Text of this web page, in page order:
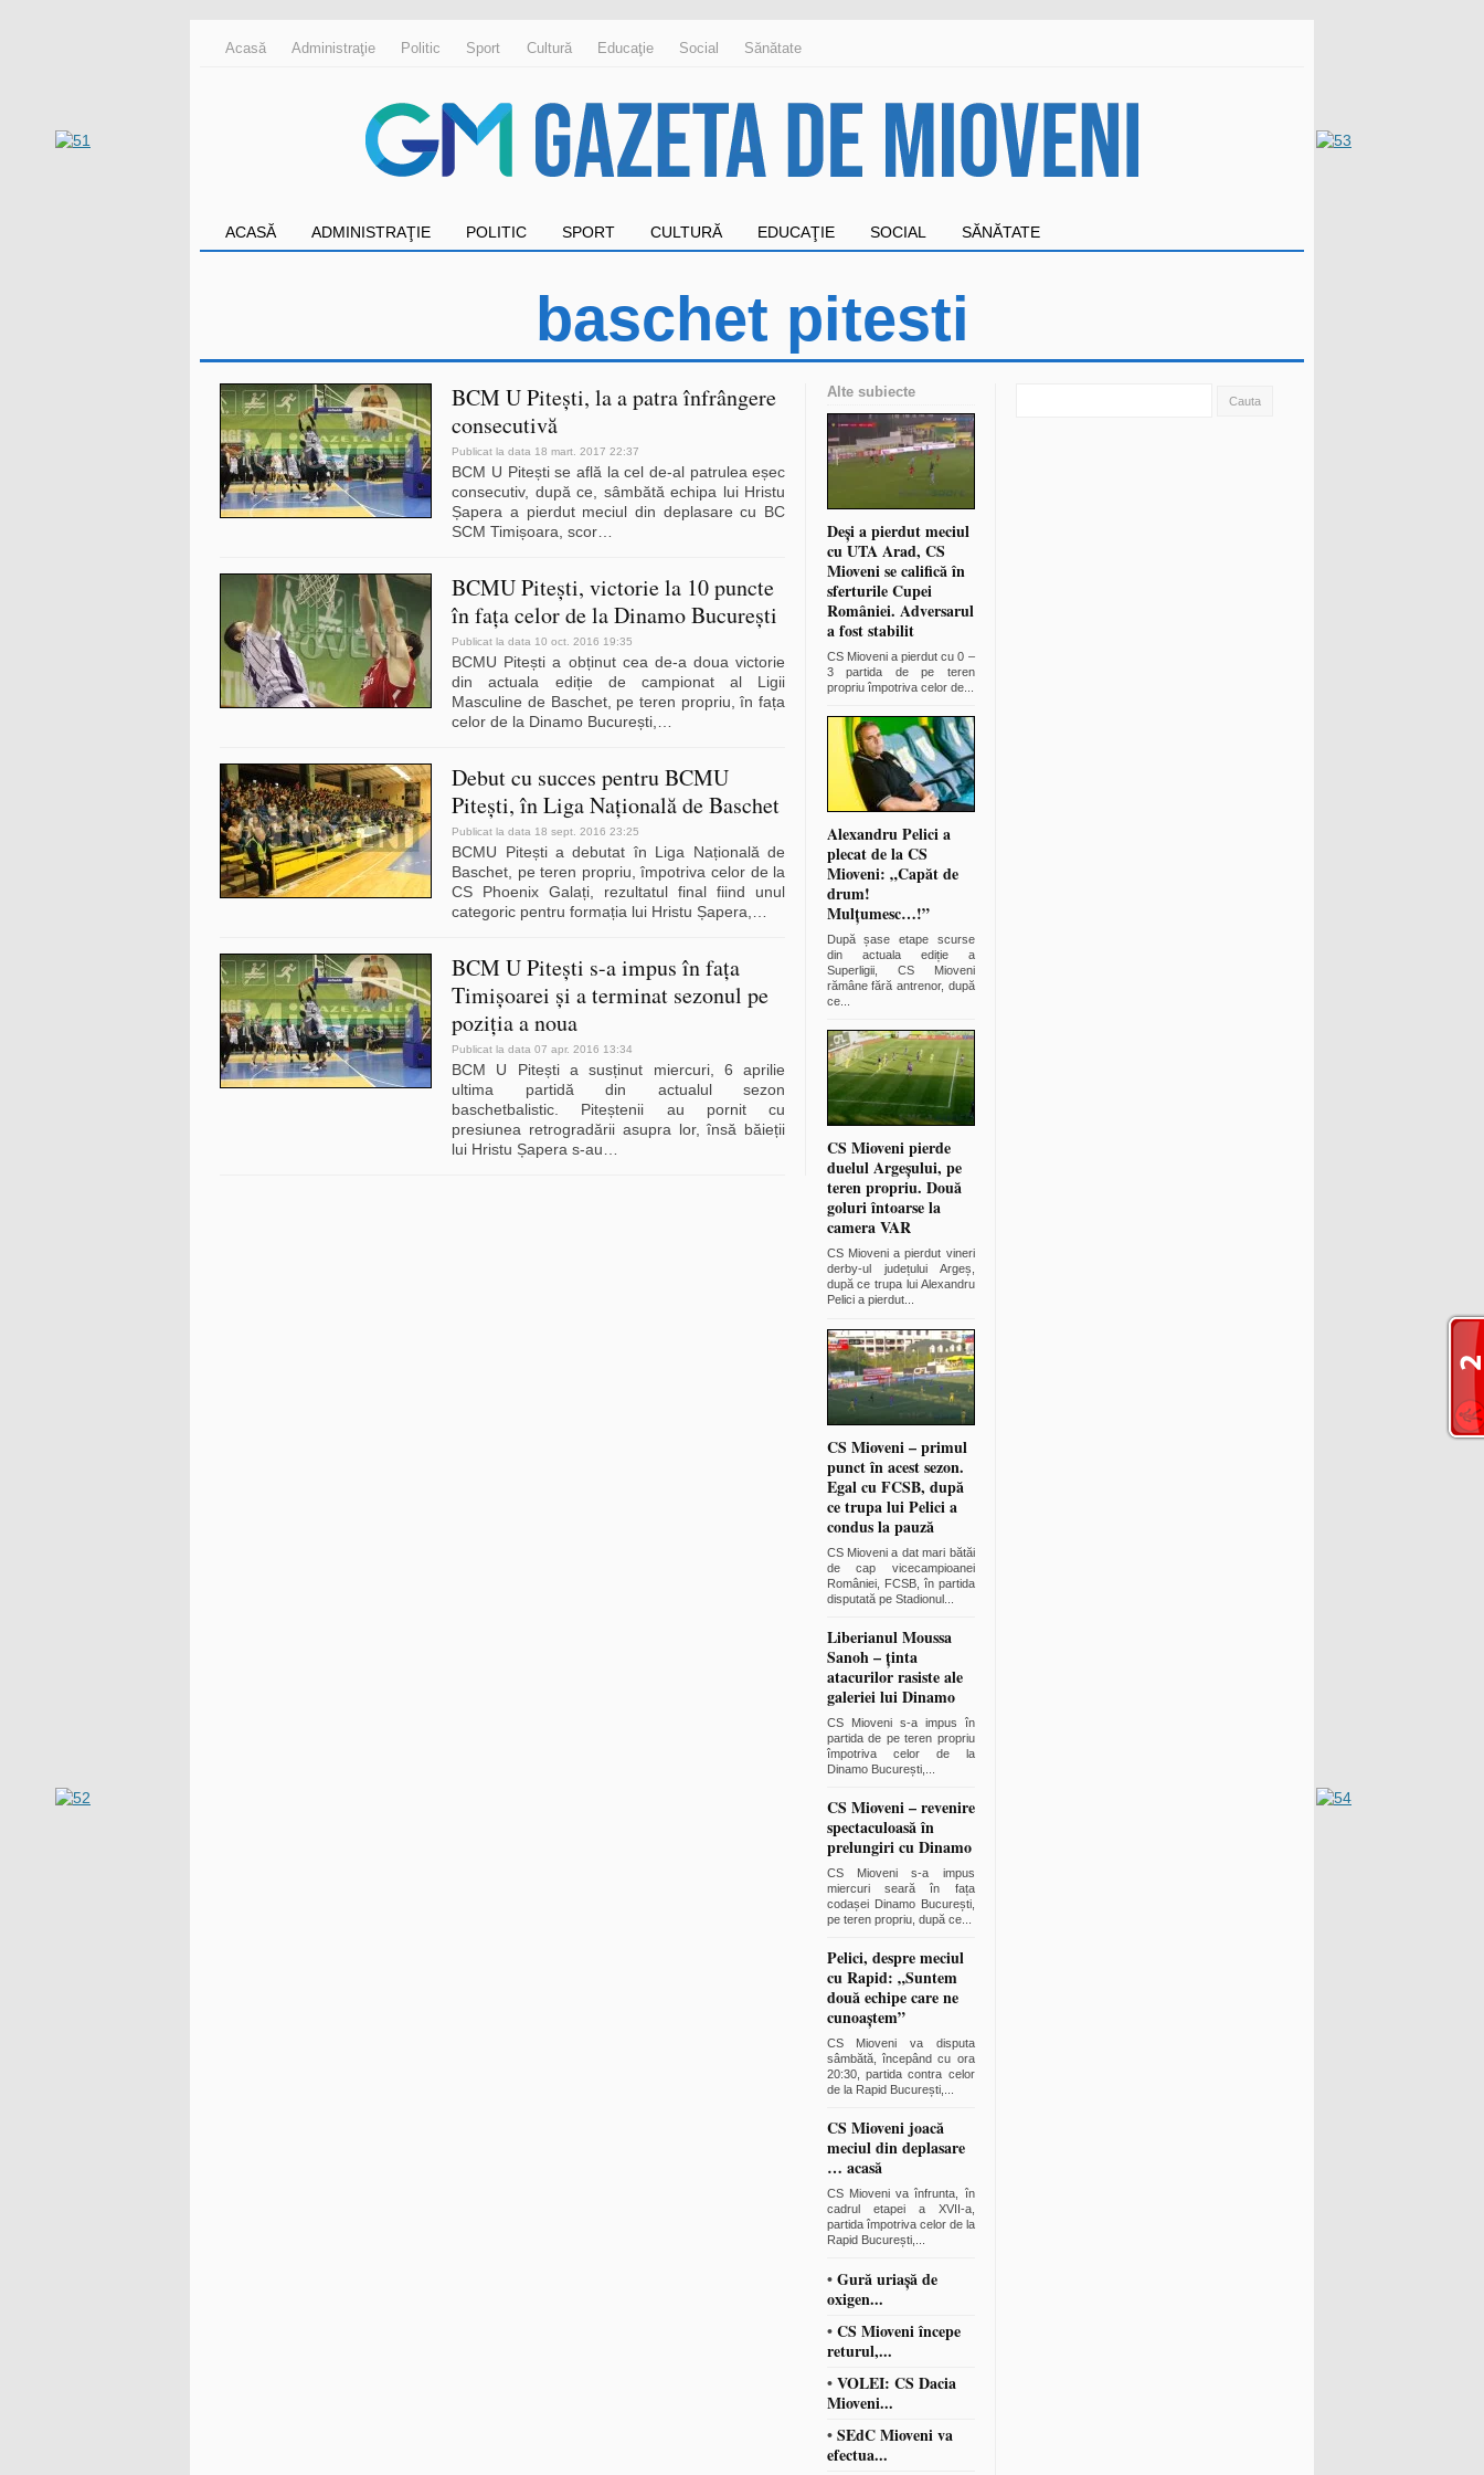
Acasă Administraţie Politic Sport Cultură Educaţie Social Sănătate
ACASĂ ADMINISTRAŢIE POLITIC SPORT CULTURĂ EDUCAŢIE SOCIAL SĂNĂTATE
baschet pitesti
BCM U Pitești, la a patra înfrângere
consecutivă
Publicat la data 18 mart. 2017 22:37
BCM U Pitești se află la cel de-al patrulea eșec
consecutiv, după ce, sâmbătă echipa lui Hristu
Șapera a pierdut meciul din deplasare cu BC
SCM Timișoara, scor
BCMU Pitești, victorie la 10 puncte
în fața celor de la Dinamo București
Publicat la data 10 oct. 2016 19:35
BCMU Pitești a obținut cea de-a doua victorie
din actuala ediție de campionat al Ligii
Masculine de Baschet, pe teren propriu, în fața
celor de la Dinamo București,
Debut cu succes pentru BCMU
Pitești, în Liga Națională de Baschet
Publicat la data 18 sept. 2016 23:25
BCMU Pitești a debutat în Liga Națională de
Baschet, pe teren propriu, împotriva celor de la
CS Phoenix Galați, rezultatul final fiind unul
categoric pentru formația lui Hristu Șapera,
BCM U Pitești s-a impus în fața
Timișoarei și a terminat sezonul pe
poziția a noua
Publicat la data 07 apr. 2016 13:34
BCM U Pitești a susținut miercuri, 6 aprilie
ultima partidă din actualul sezon
baschetbalistic. Piteștenii au pornit cu
presiunea retrogradării asupra lor, însă băieții
lui Hristu Șapera s-au
Alte subiecte
Deși a pierdut meciul
cu UTA Arad, CS
Mioveni se califică în
sferturile Cupei
României. Adversarul
a fost stabilit
CS Mioveni a pierdut cu 0 –
3 partida de pe teren
propriu împotriva celor de...
Alexandru Pelici a
plecat de la CS
Mioveni: „Capăt de
drum!
Mulțumesc…!”
După șase etape scurse
din actuala ediție a
Superligii, CS Mioveni
rămâne fără antrenor, după
ce...
CS Mioveni pierde
duelul Argeșului, pe
teren propriu. Două
goluri întoarse la
camera VAR
CS Mioveni a pierdut vineri
derby-ul județului Argeș,
după ce trupa lui Alexandru
Pelici a pierdut...
CS Mioveni – primul
punct în acest sezon.
Egal cu FCSB, după
ce trupa lui Pelici a
condus la pauză
CS Mioveni a dat mari bătăi
de cap vicecampioanei
României, FCSB, în partida
disputată pe Stadionul...
Liberianul Moussa
Sanoh – ținta
atacurilor rasiste ale
galeriei lui Dinamo
CS Mioveni s-a impus în
partida de pe teren propriu
împotriva celor de la
Dinamo București,
CS Mioveni – revenire
spectaculoasă în
prelungiri cu Dinamo
CS Mioveni s-a impus
miercuri seară în fața
codașei Dinamo București,
pe teren propriu, după ce...
Pelici, despre meciul
cu Rapid: „Suntem
două echipe care ne
cunoaștem”
CS Mioveni va disputa
sâmbătă, începând cu ora
20:30, partida contra celor
de la Rapid București,
CS Mioveni joacă
meciul din deplasare
… acasă
CS Mioveni va înfrunta, în
cadrul etapei a XVII-a,
partida împotriva celor de la
Rapid București,
•Gură uriașă de
oxigen...
•CS Mioveni începe
returul,...
•VOLEI: CS Dacia
Mioveni...
•SEdC Mioveni va
efectua...